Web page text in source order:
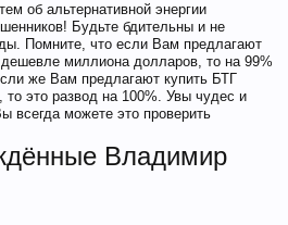
об альтернативной энергии
Будьте бдительны и не
Помните, что если Вам предлагают
миллиона долларов, то на 99%
же Вам предлагают купить БТГ
это развод на 100%. Увы чудес и
всегда можете это проверить
Владимир